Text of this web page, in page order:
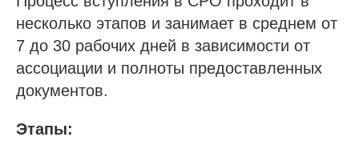
несколько этапов и занимает в среднем от
7 до 30 рабочих дней в зависимости от
ассоциации и полноты предоставленных
документов.
Этапы:
Получить бесплатную консультацию
ИНН 110502949715